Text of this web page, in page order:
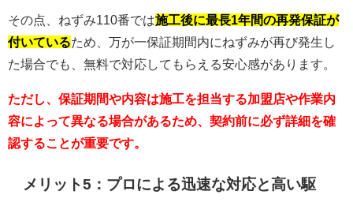
その点、ねずみ110番では施工後に最長1年間の再発保証が
付いているため、万が一保証期間内にねずみが再び発生し
た場合でも、無料で対応してもらえる安心感があります。
ただし、保証期間や内容は施工を担当する加盟店や作業内
容によって異なる場合があるため、契約前に必ず詳細を確
認することが重要です。
メリット5：プロによる迅速な対応と高い駆